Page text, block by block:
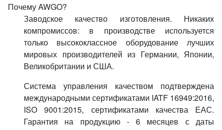
Почему AWGO?
Заводское качество изготовления. Никаких
компромиссов: в производстве используется
только высококлассное оборудование лучших
мировых производителей из Германии, Японии,
Великобритании и США.
Система управления качеством подтверждена
международными сертификатами IATF 16949:2016,
ISO 9001:2015, сертификатами качества ЕАС.
Гарантия на продукцию - 6 месяцев с даты